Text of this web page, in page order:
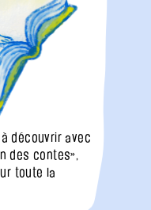
à découvrir avec
des contes»,
toute la